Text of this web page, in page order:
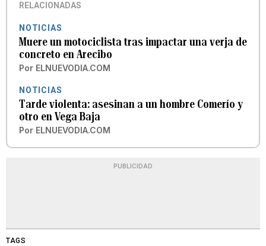
RELACIONADAS
NOTICIAS
Muere un motociclista tras impactar una verja de
concreto en Arecibo
Por ELNUEVODIA.COM
NOTICIAS
Tarde violenta: asesinan a un hombre Comerío y
otro en Vega Baja
Por ELNUEVODIA.COM
PUBLICIDAD
TAGS